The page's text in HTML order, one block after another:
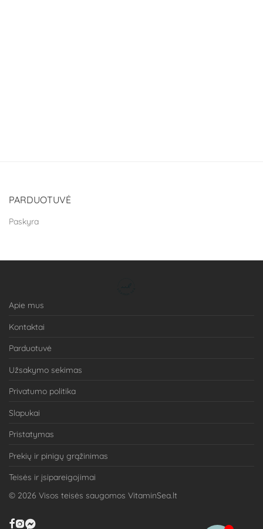
PARDUOTUVĖ
Paskyra
Apie mus
Kontaktai
Parduotuvė
Užsakymo sekimas
Privatumo politika
Slapukai
Pristatymas
Prekių ir pinigų grąžinimas
Teisės ir įsipareigojimai
© 2026 Visos teisės saugomos VitaminSea.lt